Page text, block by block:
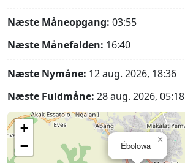
Næste Måneopgang: 03:55
Næste Månefalden: 16:40
Næste Nymåne: 12 aug. 2026, 18:36
Næste Fuldmåne: 28 aug. 2026, 05:18
Ébolowa
×
+
−